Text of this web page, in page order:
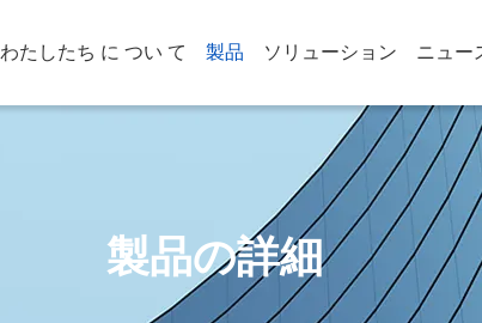
わたしたち に つい て 製品 ソリューション ニュー
製品の詳細